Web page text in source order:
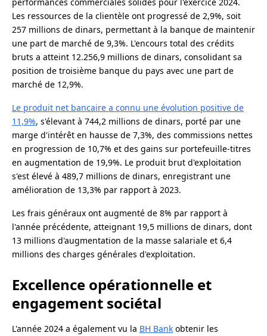
Les ressources de la clientèle ont progressé de 2,9%, soit
257 millions de dinars, permettant à la banque de maintenir
une part de marché de 9,3%. L'encours total des crédits
bruts a atteint 12.256,9 millions de dinars, consolidant sa
position de troisième banque du pays avec une part de
marché de 12,9%.
Le produit net bancaire a connu une évolution positive de
11,9%, s'élevant à 744,2 millions de dinars, porté par une
marge d'intérêt en hausse de 7,3%, des commissions nettes
en progression de 10,7% et des gains sur portefeuille-titres
en augmentation de 19,9%. Le produit brut d'exploitation
s'est élevé à 489,7 millions de dinars, enregistrant une
amélioration de 13,3% par rapport à 2023.
Les frais généraux ont augmenté de 8% par rapport à
l'année précédente, atteignant 19,5 millions de dinars, dont
13 millions d'augmentation de la masse salariale et 6,4
millions des charges générales d'exploitation.
Excellence opérationnelle et
engagement sociétal
L'année 2024 a également vu la BH Bank obtenir les